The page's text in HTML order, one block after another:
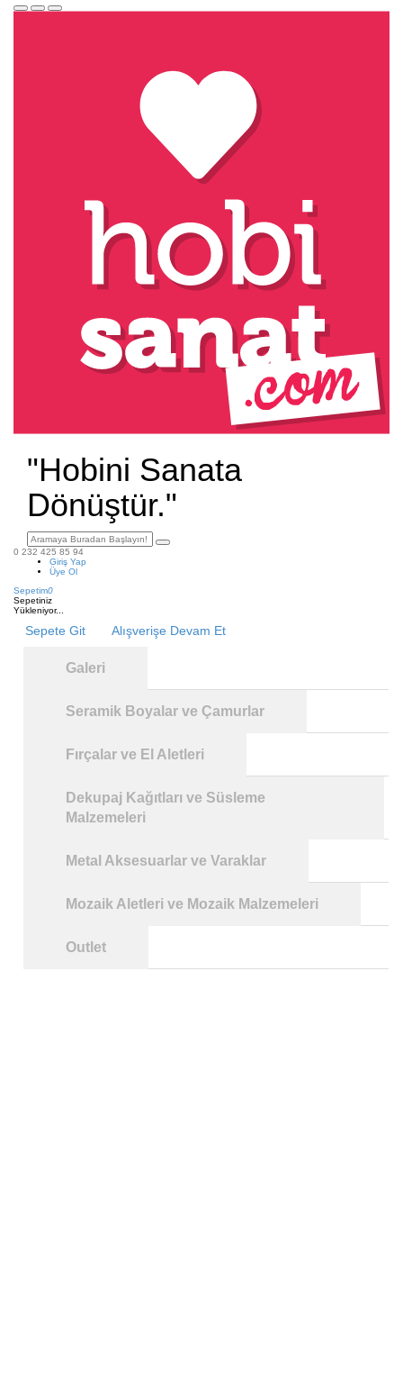
"Hobini Sanata
Dönüştür."
0 232 425 85 94
Giriş Yap
Üye Ol
Sepetim0
Sepetiniz
Yükleniyor...
Sepete Git Alışverişe Devam Et
Galeri
Seramik Boyalar ve Çamurlar
Fırçalar ve El Aletleri
Dekupaj Kağıtları ve Süsleme
Malzemeleri
Metal Aksesuarlar ve Varaklar
Mozaik Aletleri ve Mozaik Malzemeleri
Outlet